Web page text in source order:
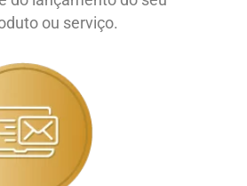
ou serviço.